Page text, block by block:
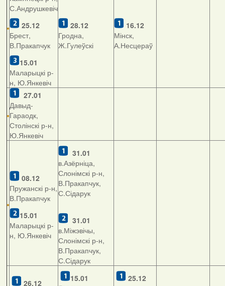
С.Андрушкевіч
25.12
Брест,
В.Пракапчук
15.01
Маларыцкі р-
н, Ю.Янкевіч
28.12
Гродна,
Ж.Гулеўскі
16.12
Мінск,
А.Несцераў
27.01
Давыд-
Гараодк,
Столінскі р-н,
Ю.Янкевіч
08.12
Пружанскі р-н,
В.Пракапчук
15.01
Маларыцкі р-
н, Ю.Янкевіч
31.01
в.Азёрніца,
Слонімскі р-н,
В.Пракапчук,
С.Сідарук
31.01
в.Міжэвічы,
Слонімскі р-н,
В.Пракапчук,
С.Сідарук
26.12
15.01
25.12